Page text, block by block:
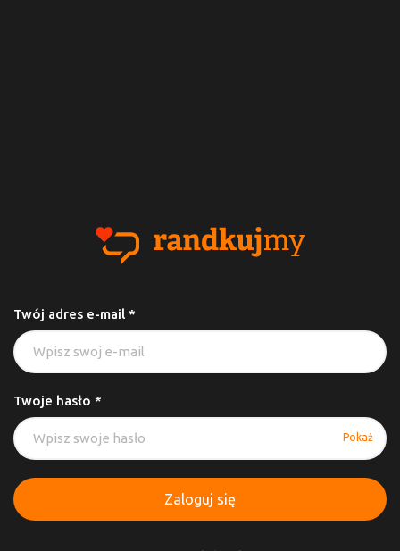
Twój adres e-mail *
Twoje hasło *
Pokaż
Zaloguj się